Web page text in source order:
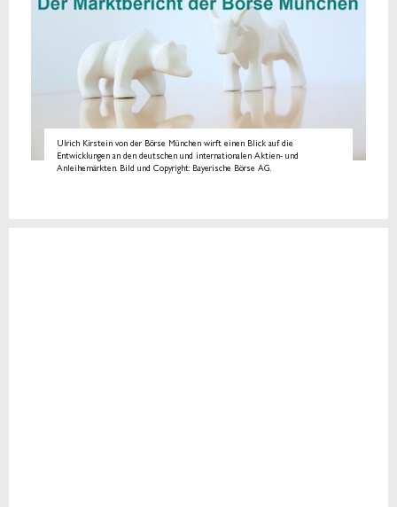
Ulrich Kirstein von der Börse München wirft einen Blick auf die
Entwicklungen an den deutschen und internationalen Aktien- und
Anleihemärkten. Bild und Copyright: Bayerische Börse AG.